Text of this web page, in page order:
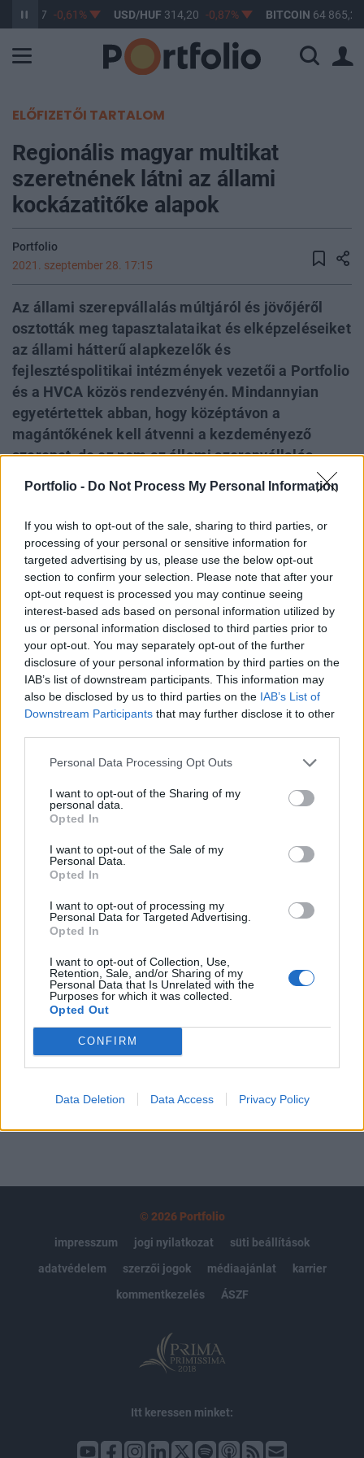
Portfolio - Do Not Process My Personal Information
If you wish to opt-out of the sale, sharing to third parties, or
processing of your personal or sensitive information for
targeted advertising by us, please use the below opt-out
section to confirm your selection. Please note that after your
opt-out request is processed you may continue seeing
interest-based ads based on personal information utilized by
us or personal information disclosed to third parties prior to
your opt-out. You may separately opt-out of the further
disclosure of your personal information by third parties on the
IAB’s list of downstream participants. This information may
also be disclosed by us to third parties on the IAB’s List of
Downstream Participants that may further disclose it to other
Personal Data Processing Opt Outs
I want to opt-out of the Sharing of my
personal data.
Opted In
I want to opt-out of the Sale of my
Personal Data.
Opted In
I want to opt-out of processing my
Personal Data for Targeted Advertising.
Opted In
I want to opt-out of Collection, Use,
Retention, Sale, and/or Sharing of my
Personal Data that Is Unrelated with the
Purposes for which it was collected.
Opted Out
CONFIRM
Data Deletion Data Access Privacy Policy
363,17 -0,61% USD/HUF314,20 -0,87% BITCOIN64 865,22
ELŐFIZETŐI TARTALOM
Regionális magyar multikat
szeretnének látni az állami
kockázatitőke alapok
Portfolio
2021. szeptember 28. 17:15
Az állami szerepvállalás múltjáról és jövőjéről
osztották meg tapasztalataikat és elképzeléseiket
az állami hátterű alapkezelők és
fejlesztéspolitikai intézmények vezetői a Portfolio
és a HVCA közös rendezvényén. Mindannyian
egyetértettek abban, hogy középtávon a
magántőkének kell átvenni a kezdeményező
szerepet, de ez nem az állami szerepvállalás
nagyobb mértékben való megjelenésével, az
arányok eltolódásával fog megtörténni. Nem
titkolt cél, hogy hosszútávon nemcsak sikeres
exiteket szeretnének látni, de a felvásárlási
oldalon magyar tulajdonosi hátterű regionális
multikat.
Az elmúlt évtizedeket meghatározta az állami
szerepvállalás kockázatitőke szektorban, főleg 2010-től a
befektetett összegek megsokszorozódtak.
Magyarországon 2010 előtt elég jelentős hiány
mutatkozott tőkéből, ezért szükségszerű volt az állami
szerepvállalás a piacon, de az általunk támogatott alapok
esetében azt várjuk, hogy a lehető legtöbb magánforrást
KEDVES OLVASÓNK!
A keresett cikk a portfolio.hu hírarchívumához
tartozik, melynek olvasása előfizetéses
regisztrációhoz kötött.
Az előfizetés a következőket tartalmazza:
Kötéslisták: BÉT elmúlt 2 év napon belüli
kötéslistái
Előfizetés
MÁR ELŐFIZETŐNK VAGY? BEJELENTKEZÉS
© 2026 Portfolio
impresszum
jogi nyilatkozat
süti beállítások
adatvédelem
szerzői jogok médiaajánlat
karrier
kommentkezelés
ÁSZF
Itt keressen minket: